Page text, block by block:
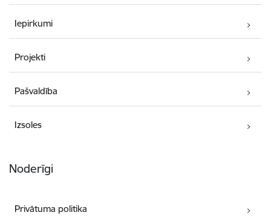
Iepirkumi
Projekti
Pašvaldība
Izsoles
Noderīgi
Privātuma politika